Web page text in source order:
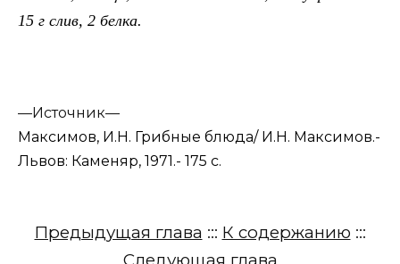
15 г слив, 2 белка.
—Источник—
Максимов, И.Н. Грибные блюда/ И.Н. Максимов.-
Львов: Каменяр, 1971.- 175 с.
Предыдущая глава ::: К содержанию :::
Следующая глава